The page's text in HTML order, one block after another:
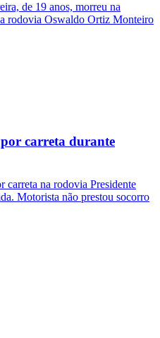
de 19 anos, morreu na
rodovia Oswaldo Ortiz Monteiro
carreta durante
carreta na rodovia Presidente
Motorista não prestou socorro